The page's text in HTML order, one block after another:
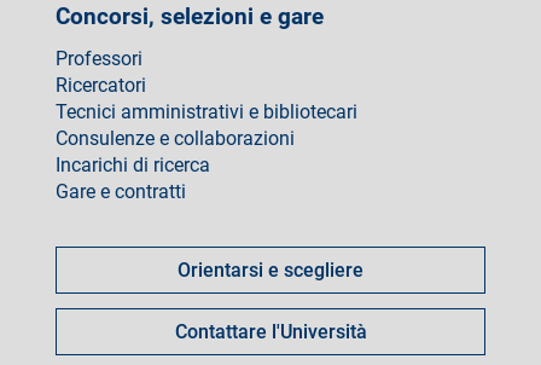
Concorsi, selezioni e gare
Professori
Ricercatori
Tecnici amministrativi e bibliotecari
Consulenze e collaborazioni
Incarichi di ricerca
Gare e contratti
fare
Orientarsi e scegliere
Contattare l'Università